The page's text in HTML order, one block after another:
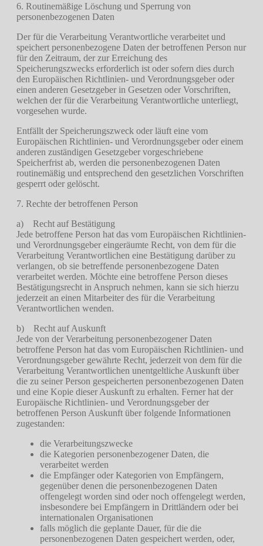
6. Routinemäßige Löschung und Sperrung von
personenbezogenen Daten
Der für die Verarbeitung Verantwortliche verarbeitet und
speichert personenbezogene Daten der betroffenen Person nur
für den Zeitraum, der zur Erreichung des
Speicherungszwecks erforderlich ist oder sofern dies durch
den Europäischen Richtlinien- und Verordnungsgeber oder
einen anderen Gesetzgeber in Gesetzen oder Vorschriften,
welchen der für die Verarbeitung Verantwortliche unterliegt,
vorgesehen wurde.
Entfällt der Speicherungszweck oder läuft eine vom
Europäischen Richtlinien- und Verordnungsgeber oder einem
anderen zuständigen Gesetzgeber vorgeschriebene
Speicherfrist ab, werden die personenbezogenen Daten
routinemäßig und entsprechend den gesetzlichen Vorschriften
gesperrt oder gelöscht.
7. Rechte der betroffenen Person
a) Recht auf Bestätigung
Jede betroffene Person hat das vom Europäischen Richtlinien-
und Verordnungsgeber eingeräumte Recht, von dem für die
Verarbeitung Verantwortlichen eine Bestätigung darüber zu
verlangen, ob sie betreffende personenbezogene Daten
verarbeitet werden. Möchte eine betroffene Person dieses
Bestätigungsrecht in Anspruch nehmen, kann sie sich hierzu
jederzeit an einen Mitarbeiter des für die Verarbeitung
Verantwortlichen wenden.
b) Recht auf Auskunft
Jede von der Verarbeitung personenbezogener Daten
betroffene Person hat das vom Europäischen Richtlinien- und
Verordnungsgeber gewährte Recht, jederzeit von dem für die
Verarbeitung Verantwortlichen unentgeltliche Auskunft über
die zu seiner Person gespeicherten personenbezogenen Daten
und eine Kopie dieser Auskunft zu erhalten. Ferner hat der
Europäische Richtlinien- und Verordnungsgeber der
betroffenen Person Auskunft über folgende Informationen
zugestanden:
die Verarbeitungszwecke
die Kategorien personenbezogener Daten, die
verarbeitet werden
die Empfänger oder Kategorien von Empfängern,
gegenüber denen die personenbezogenen Daten
offengelegt worden sind oder noch offengelegt werden,
insbesondere bei Empfängern in Drittländern oder bei
internationalen Organisationen
falls möglich die geplante Dauer, für die die
personenbezogenen Daten gespeichert werden, oder,